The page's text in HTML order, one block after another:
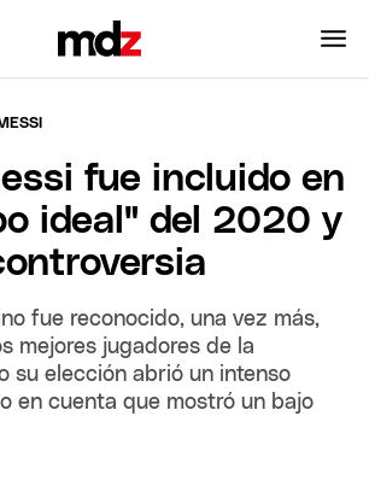
fue incluido en
ideal" del 2020 y
fue reconocido, una vez más,
mejores jugadores de la
su elección abrió un intenso
en cuenta que mostró un bajo